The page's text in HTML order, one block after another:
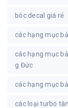
bóc decal giá rẻ
các hạng mục
các hạng mục
g Đức
các hạng mục
các loại turbo